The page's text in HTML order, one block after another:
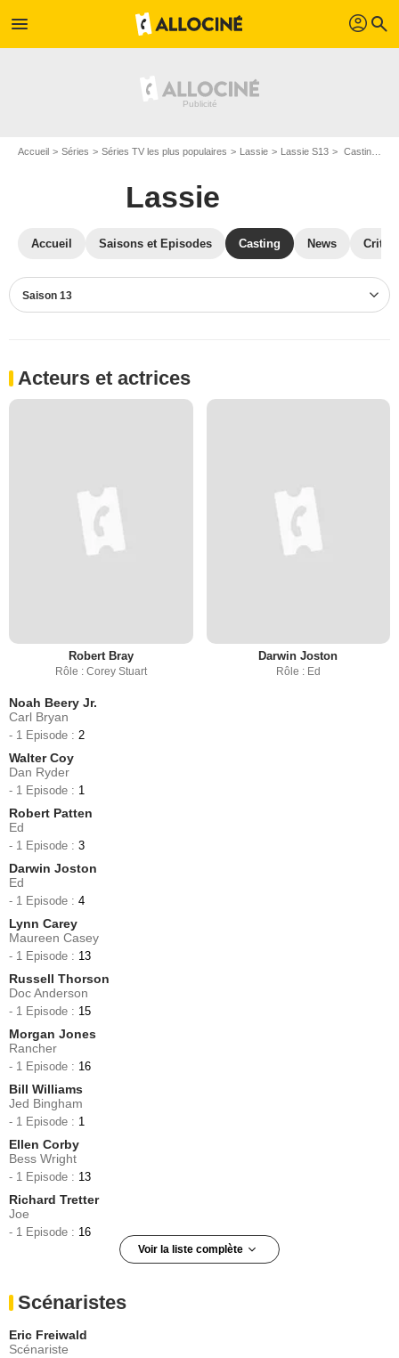
menu profil search
Accueil Séries Séries TV les plus populaires Lassie Lassie S13 Casting Lassie S13
Lassie
Accueil Saisons et Episodes Casting News
Saison 13
Acteurs et actrices
Robert Bray
Rôle : Corey Stuart
Darwin Joston
Rôle : Ed
Noah Beery Jr.
Carl Bryan
- 1 Episode : 2
Walter Coy
Dan Ryder
- 1 Episode : 1
Robert Patten
Ed
- 1 Episode : 3
Darwin Joston
Ed
- 1 Episode : 4
Lynn Carey
Maureen Casey
- 1 Episode : 13
Russell Thorson
Doc Anderson
- 1 Episode : 15
Morgan Jones
Rancher
- 1 Episode : 16
Bill Williams
Jed Bingham
- 1 Episode : 1
Ellen Corby
Bess Wright
- 1 Episode : 13
Richard Tretter
Joe
- 1 Episode : 16
Voir la liste complète
- 1 Episode :13
Scénaristes
Eric Freiwald
Scénariste